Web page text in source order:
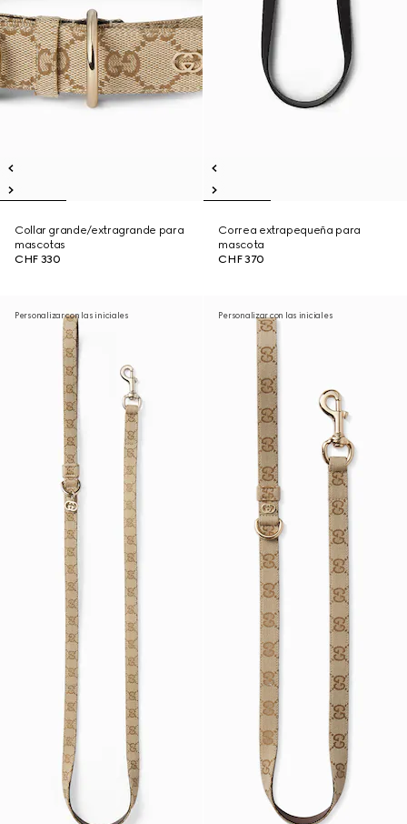
Collar grande/extragrande para
mascotas
CHF 330
Correa extrapequeña para
mascota
CHF 370
Personalizar con las iniciales Personalizar con las iniciales